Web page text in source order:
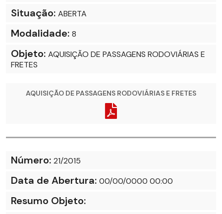
Situação: ABERTA
Modalidade: 8
Objeto: AQUISIÇÃO DE PASSAGENS RODOVIÁRIAS E
FRETES
AQUISIÇÃO DE PASSAGENS RODOVIÁRIAS E FRETES
Número: 21/2015
Data de Abertura: 00/00/0000 00:00
Resumo Objeto: